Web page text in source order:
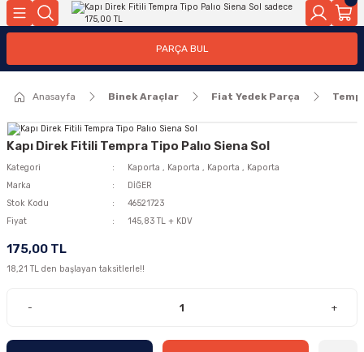
PARÇA BUL
Anasayfa Binek Araçlar Fiat Yedek Parça
Kapı Direk Fitili Tempra Tipo Palıo Siena Sol
Kategori Kaporta , Kaporta , Kaporta , Kaporta
Marka
DİĞER
Stok Kodu
46521723
Fiyat
145,83 TL + KDV
175,00 TL
18,21 TL den başlayan taksitlerle!!
- +